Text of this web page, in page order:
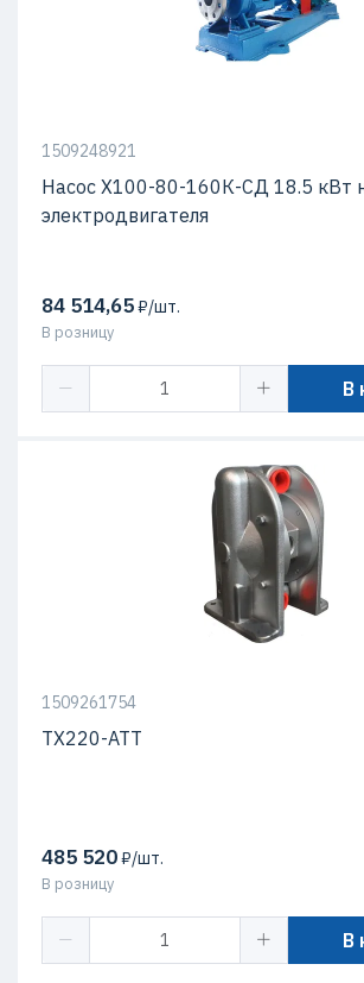
1509248921
Насос Х100-80-160К-СД 18.5 кВт
электродвигателя
84 514,65₽/шт.
В розницу
В
1509261754
TX220-ATT
485 520₽/шт.
В розницу
В